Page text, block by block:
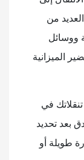
من
ووسائل
الميزانية
في
بعد تحديد
طويلة أو